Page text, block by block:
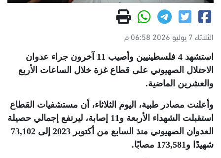
الثلاثاء 7 يوليو 2026 06:58 م
استشهد 4 فلسطينيين وأصيب 11 آخرون جراء عدوان
الاحتلال الصهيوني على قطاع غزة خلال الساعات الأربع
والعشرين الماضية.
وأعلنت مصادر طبية، اليوم الثلاثاء، أن مستشفيات القطاع
استقبلت الشهداء الأربعة و11 إصابة، ليرتفع إجمالي حصيلة
العدوان الصهيوني منذ السابع من أكتوبر 2023 إلى 73,102
شهيدًا و173,581 مصابًا
.